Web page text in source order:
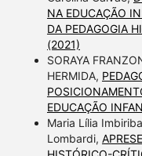
NA EDUCAÇÃO
DA PEDAGOGIA
(2021)
SORAYA
HERMIDA,
EDUCAÇÃO
Maria Lília
Lombardi,